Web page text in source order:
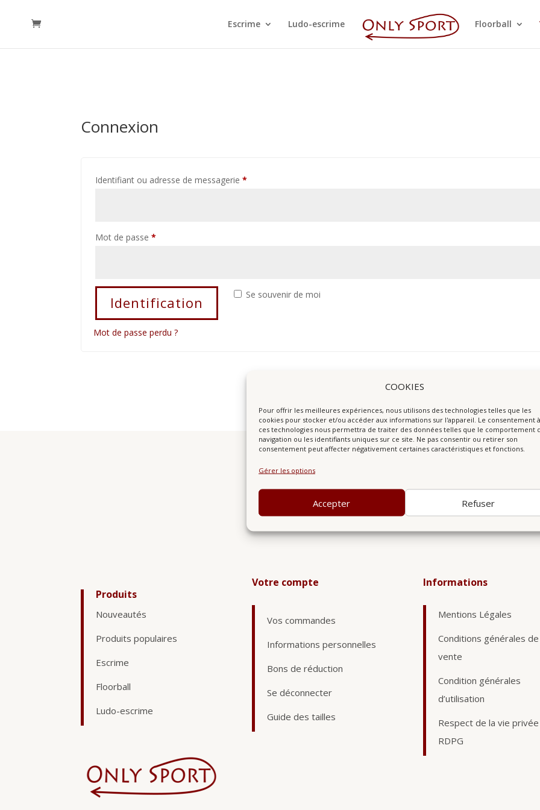
COOKIES
Pour offrir les meilleures expériences, nous utilisons des technologies telles que les
cookies pour stocker et/ou accéder aux informations sur l'appareil. Le consentement à
ces technologies nous permettra de traiter des données telles que le comportement
navigation ou les identifiants uniques sur ce site. Ne pas consentir ou retirer son
consentement peut affecter négativement certaines caractéristiques et fonctions.
Gérer les options
Accepter Refuser
Escrime Ludo-escrime Floorball
Connexion
Identifiant ou adresse de messagerie*
Mot de passe*
Se souvenir de moi
Identification
Mot de passe perdu ?
Produits
Nouveautés
Produits populaires
Escrime
Floorball
Ludo-escrime
Votre compte
Vos commandes
Informations personnelles
Bons de réduction
Se déconnecter
Guide des tailles
Informations
Mentions Légales
Conditions générales de
vente
Condition générales
d’utilisation
Respect de la vie privée
RDPG